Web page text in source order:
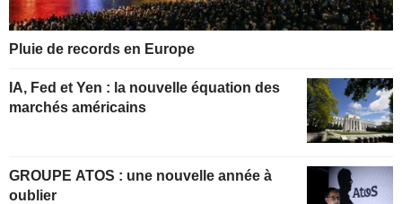
Pluie de records en Europe
IA, Fed et Yen : la nouvelle équation des
marchés américains
GROUPE ATOS : une nouvelle année à
oublier